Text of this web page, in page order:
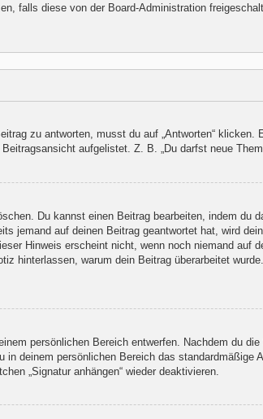
falls diese von der Board-Administration
zu antworten, musst du auf „Antworten“
aufgelistet. Z. B. „Du darfst neue
Du kannst einen Beitrag bearbeiten, indem du
jemand auf deinen Beitrag geantwortet hat, wird
Hinweis erscheint nicht, wenn noch niemand auf
hinterlassen, warum dein Beitrag überarbeitet
persönlichen Bereich entwerfen. Nachdem du
deinem persönlichen Bereich das standardmäßige
„Signatur anhängen“ wieder deaktivieren.